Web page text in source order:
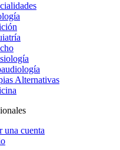
Alternativas
una cuenta